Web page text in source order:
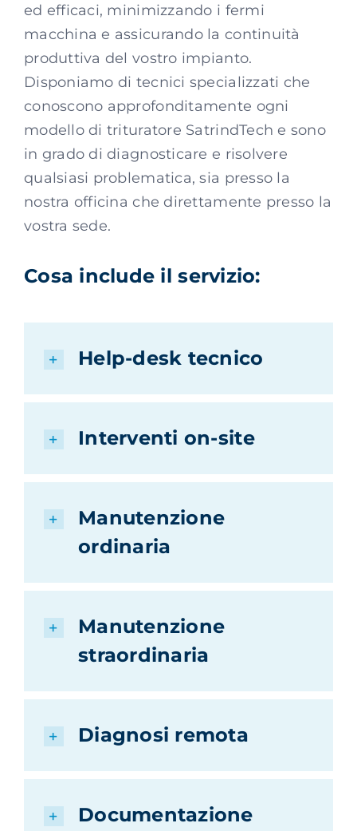
ed efficaci, minimizzando i fermi
macchina e assicurando la continuità
produttiva del vostro impianto.
Disponiamo di tecnici specializzati che
conoscono approfonditamente ogni
modello di trituratore SatrindTech e sono
in grado di diagnosticare e risolvere
qualsiasi problematica, sia presso la
nostra officina che direttamente presso la
vostra sede.
Cosa include il servizio:
Help-desk tecnico
Interventi on-site
Manutenzione
ordinaria
Manutenzione
straordinaria
Diagnosi remota
Documentazione